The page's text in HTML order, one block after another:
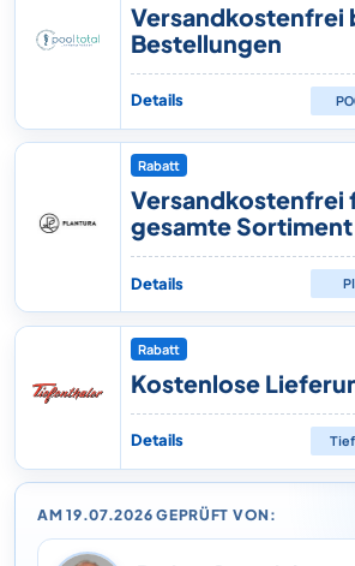
AM 19.07.2026 GEPRÜFT VON:
Versandkostenfrei
Bestellungen
Details
Rabatt
Versandkostenfrei
gesamte Sortiment
Details
Rabatt
Kostenlose
Details